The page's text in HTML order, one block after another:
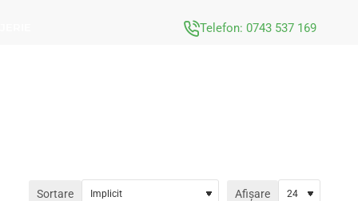
Telefon: 0743 537 169
Sortare Afișare